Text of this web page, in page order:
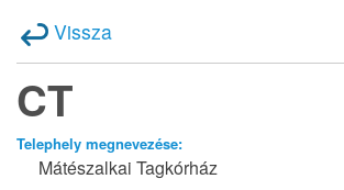
Vissza
CT
Telephely megnevezése:
Mátészalkai Tagkórház